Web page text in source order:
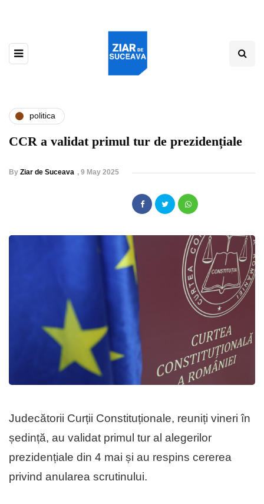
politica
CCR a validat primul tur de prezidențiale
By Ziar de Suceava , 9 May 2025
Judecătorii Curții Constituționale, reuniți vineri în
ședință, au validat primul tur al alegerilor
prezidențiale din 4 mai și au respins cererea
privind anularea scrutinului.